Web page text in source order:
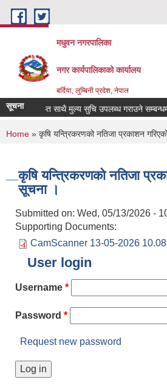
Skip to main content
मधुवन नगरपालिका
नगर कार्यपालिकाको कार्यालय
बर्दिया, लुम्बिनी प्रदेश, नेपाल
सूचना
फर्म सुचिकृत साथै मुल्य सुचि उपलब्ध गराउने सम्बन्धमा
You are here
Home » कृषि यन्त्रिकरणको नतिजा प्रकाशन
कृषि यन्त्रिकरणको नतिजा
सूचना ।
Submitted on: Wed, 05/13/2026 -
Supporting Documents:
CamScanner 13-05-2026
User login
Username *
Password *
Request new password